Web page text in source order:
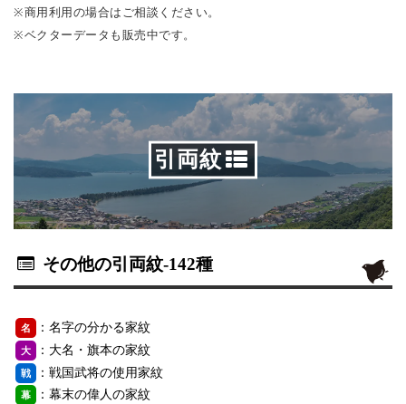
※商用利用の場合はご相談ください。
※ベクターデータも販売中です。
引両紋
その他の引両紋-142種
名 ：名字の分かる家紋
大 ：大名・旗本の家紋
戦 ：戦国武将の使用家紋
幕 ：幕末の偉人の家紋